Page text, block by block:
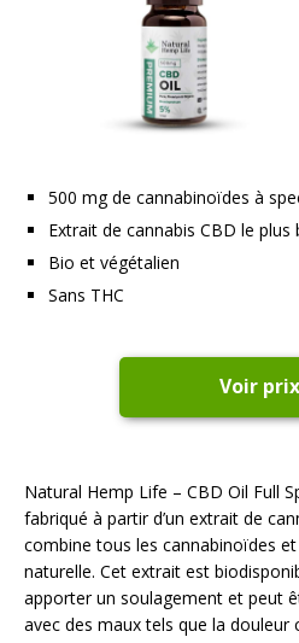
500 mg de cannabinoïdes à
Extrait de cannabis CBD le plus
Bio et végétalien
Sans THC
Voir
Natural Hemp Life – CBD Oil Full
fabriqué à partir d’un extrait de
combine tous les cannabinoïdes
naturelle. Cet extrait est
apporter un soulagement et peut
avec des maux tels que la douleur